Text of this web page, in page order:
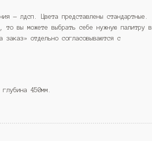
— лдсп. Цвета представлены стандартные.
то вы можете выбрать себе нужную палитру в
отдельно согласовываются с
450мм.